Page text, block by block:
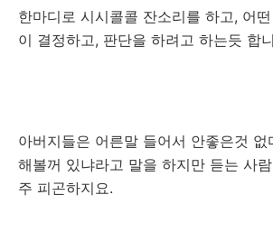
한마디로 시시콜콜 잔소리를 하고, 어
이 결정하고, 판단을 하려고 하는듯 합
아버지들은 어른말 들어서 안좋은것
해볼꺼 있냐라고 말을 하지만 듣는 사
주 피곤하지요.